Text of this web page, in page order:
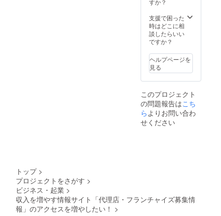
期間】
2025年
9月10日
以降〜
12月31
日ま
で、約
2.5ヶ月
意事
項】 ロ
ゴやバ
ナーな
どの画
送りす
ず備考
欄に希
望され
るお名
記入く
ださ
い。
【掲載
2025年
9月10日
以降〜
2025年
12月31
どの画
ジにて
情報掲
載（希
望者の
せて頂
きま
す。 ・
名前
or ニッ
クネー
ム） ・
宣伝し
たいサ
バナー
・その
すか？
支援で困った
時はどこに相
談したらいい
ですか？
ヘルプページを
見る
このプロジェクト
の問題報告はこち
ら よりお問い合わ
せください
トップ >
プロジェクトをさがす >
ビジネス・起業 >
収入を増やす情報サイト「代理店・フランチャイズ募集情
報」のアクセスを増やしたい！ >